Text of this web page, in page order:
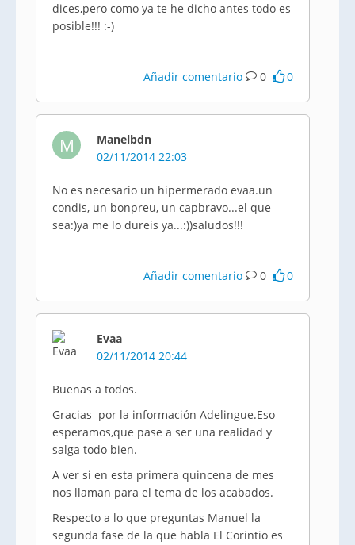
dices,pero como ya te he dicho antes todo es
posible!!! :-)
Añadir comentario 0 0
M
Manelbdn
02/11/2014 22:03
No es necesario un hipermerado evaa.un
condis, un bonpreu, un capbravo...el que
sea:)ya me lo dureis ya...:))saludos!!!
Añadir comentario 0 0
Evaa
02/11/2014 20:44
Buenas a todos.
Gracias por la información Adelingue.Eso
esperamos,que pase a ser una realidad y
salga todo bien.
A ver si en esta primera quincena de mes
nos llaman para el tema de los acabados.
Respecto a lo que preguntas Manuel la
segunda fase de la que habla El Corintio es